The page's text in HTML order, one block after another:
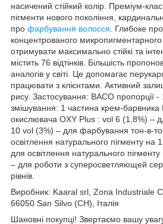
насичений стійкий колір. Преміум-
пігменти нового покоління,
про фарбування волосся . Глибоке
концентрованого
отримувати максимально стійкі та
містить 76 відтінків. Більшість
аналогів у світі. Це допомагає
працювати з клієнтами. Активний
рису. Застосування: BACO пропорції
змішування: 1 частина крем-
окислювача OXY Plus : vol 6 (1,8%) –
10 vol (3%) – для фарбування тон-в-
освітлення натурального пігменту на
для освітлення натурального
– для роботи з суперосветляющей
рівнів.
Виробник: Kaaral srl, Zona Industriale
66050 San Silvo (CH), Італія
Шановні покупці! Звертаємо вашу